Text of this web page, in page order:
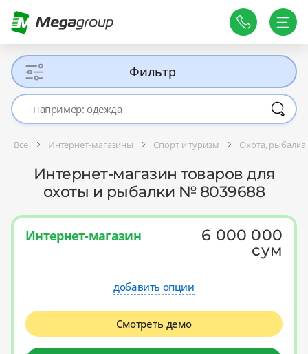
Фильтр
Все Интернет-магазины Спорт и туризм Охота, рыбалка
Интернет-магазин товаров для
охоты и рыбалки № 8039688
Интернет-магазин
6 000 000
сум
добавить опции
Смотреть демо